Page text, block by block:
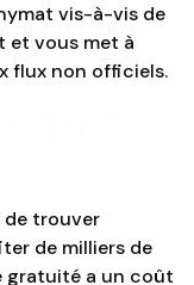
vis-à-vis de
et vous met à
flux non officiels.
de trouver
de milliers de
gratuité a un coût